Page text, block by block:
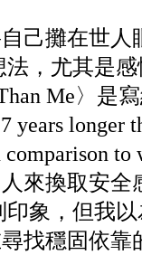
己攤在世
，尤其是
Me〉是
years longer
comparison
來換取安全
象，但我
找穩固依靠